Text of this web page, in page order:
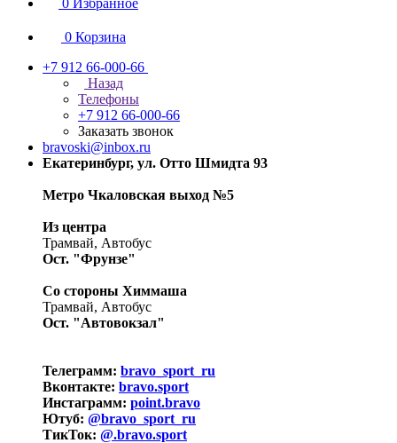
0 Избранное
0 Корзина
+7 912 66-000-66
Назад
Телефоны
+7 912 66-000-66
Заказать звонок
bravoski@inbox.ru
Екатеринбург, ул. Отто Шмидта 93
Метро Чкаловская выход №5
Из центра
Трамвай, Автобус
Ост. "Фрунзе"
Со стороны Химмаша
Трамвай, Автобус
Ост. "Автовокзал"
Телеграмм: bravo_sport_ru
Вконтакте: bravo.sport
Инстаграмм: point.bravo
Ютуб: @bravo_sport_ru
ТикТок: @.bravo.sport